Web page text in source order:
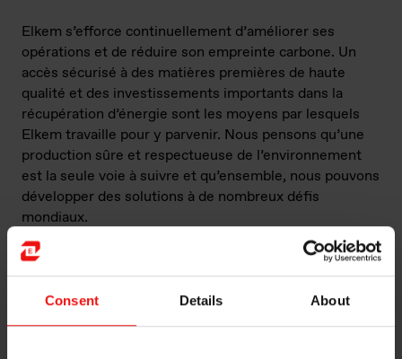
Consent Details About
Elkem s’efforce continuellement d’améliorer ses
opérations et de réduire son empreinte carbone. Un
accès sécurisé à des matières premières de haute
qualité et des investissements importants dans la
récupération d’énergie sont les moyens par lesquels
Elkem travaille pour y parvenir. Nous pensons qu’une
production sûre et respectueuse de l’environnement
est la seule voie à suivre et qu’ensemble, nous pouvons
développer des solutions à de nombreux défis
mondiaux.